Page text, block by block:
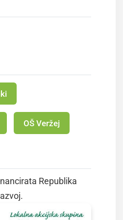
OŠ Veržej
Republika